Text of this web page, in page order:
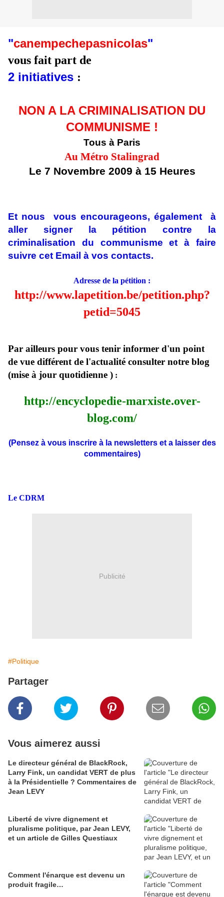
"canempechepasnicolas"
vous fait part de
2 initiatives :
NON A LA CRIMINALISATION DU
COMMUNISME !
Tous à Paris
Au Métro Stalingrad
Le 7 Novembre 2009 à 15 Heures
Et nous vous encourageons, également à
aller signer la pétition contre la
criminalisation du communisme et à faire
suivre cet Email à vos contacts.
Adresse de la pétition :
http://www.lapetition.be/petition.php?
petid=5045
Par ailleurs pour vous tenir informer d'un point
de vue différent de l'actualité consulter notre blog
(mise à jour quotidienne ) :
http://encyclopedie-marxiste.over-
blog.com/
(Pensez à vous inscrire à la newsletters et a laisser des
commentaires)
Le CDRM
Publicité
#Politique
Partager
Vous aimerez aussi
Le directeur général de BlackRock,
Larry Fink, un candidat VERT de plus
à la Présidentielle ? Commentaires de
Jean LEVY
Liberté de vivre dignement et
pluralisme politique, par Jean LEVY,
et un article de Gilles Questiaux
Comment l'énarque est devenu un
produit fragile…